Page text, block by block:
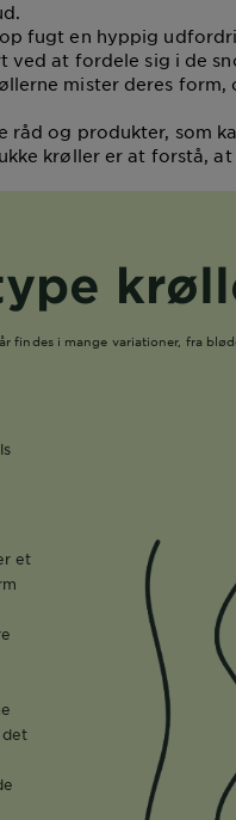
fugt en hyppig
ved at fordele sig i de
mister deres form,
råd og produkter, som
krøller er at forstå,
findes i mange variationer, fra
et
det